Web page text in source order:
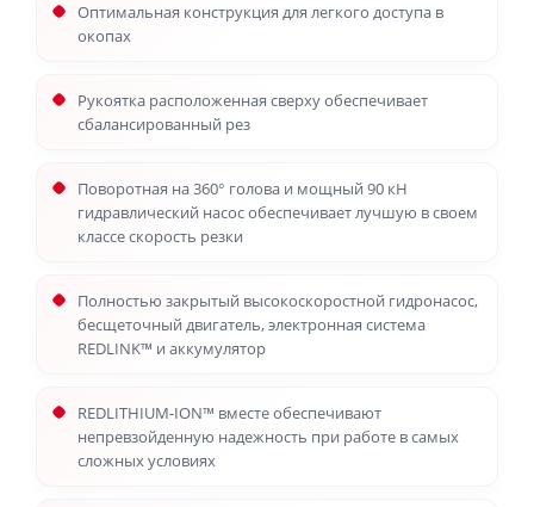
Оптимальная конструкция для легкого доступа в
окопах
Рукоятка расположенная сверху обеспечивает
сбалансированный рез
Поворотная на 360° голова и мощный 90 кН
гидравлический насос обеспечивает лучшую в своем
классе скорость резки
Полностью закрытый высокоскоростной гидронасос,
бесщеточный двигатель, электронная система
REDLINK™ и аккумулятор
REDLITHIUM-ION™ вместе обеспечивают
непревзойденную надежность при работе в самых
сложных условиях